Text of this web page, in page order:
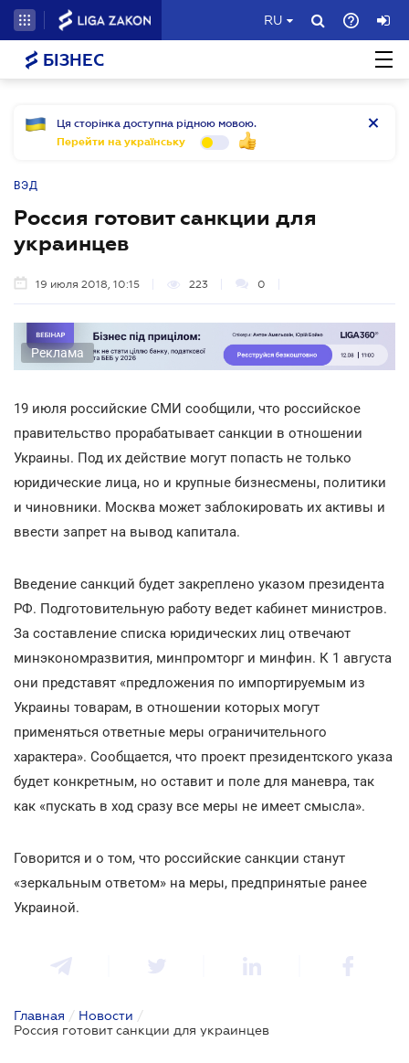
RU
БІЗНЕС
Ця сторінка доступна рідною мовою.
Перейти на українську
ВЭД
Россия готовит санкции для
украинцев
19 июля 2018, 10:15 223 0
Реклама
19 июля российские СМИ сообщили, что российское
правительство прорабатывает санкции в отношении
Украины. Под их действие могут попасть не только
юридические лица, но и крупные бизнесмены, политики
и чиновники. Москва может заблокировать их активы и
ввести запрет на вывод капитала.
Введение санкций будет закреплено указом президента
РФ. Подготовительную работу ведет кабинет министров.
За составление списка юридических лиц отвечают
минэкономразвития, минпромторг и минфин. К 1 августа
они представят «предложения по импортируемым из
Украины товарам, в отношении которых могут
применяться ответные меры ограничительного
характера». Сообщается, что проект президентского указа
будет конкретным, но оставит и поле для маневра, так
как «пускать в ход сразу все меры не имеет смысла».
Говорится и о том, что российские санкции станут
«зеркальным ответом» на меры, предпринятые ранее
Украиной.
Главная / Новости /
Россия готовит санкции для украинцев